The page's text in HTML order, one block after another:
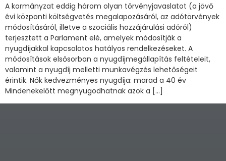
A kormányzat eddig három olyan törvényjavaslatot (a jövő
évi központi költségvetés megalapozásáról, az adótörvények
módosításáról, illetve a szociális hozzájárulási adóról)
terjesztett a Parlament elé, amelyek módosítják a
nyugdíjakkal kapcsolatos hatályos rendelkezéseket. A
módosítások elsősorban a nyugdíjmegállapítás feltételeit,
valamint a nyugdíj melletti munkavégzés lehetőségeit
érintik. Nők kedvezményes nyugdíja: marad a 40 év
Mindenekelőtt megnyugodhatnak azok a […]